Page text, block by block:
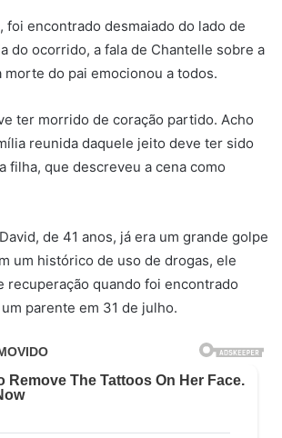
foi encontrado desmaiado do lado de
do ocorrido, a fala de Chantelle sobre a
morte do pai emocionou a todos.
ter morrido de coração partido. Acho
reunida daquele jeito deve ter sido
filha, que descreveu a cena como
de 41 anos, já era um grande golpe
um histórico de uso de drogas, ele
recuperação quando foi encontrado
parente em 31 de julho.